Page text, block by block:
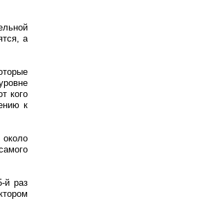
а
кого
к
й раз